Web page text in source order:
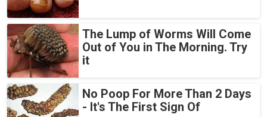
The Lump of Worms Will Come
Out of You in The Morning. Try
it
No Poop For More Than 2 Days
- It's The First Sign Of